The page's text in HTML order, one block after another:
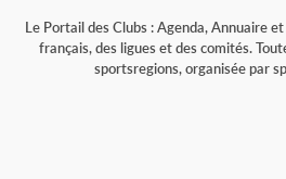
Le Portail des Clubs : Agenda, Annuaire
français, des ligues et des comités.
sportsregions, organisée par